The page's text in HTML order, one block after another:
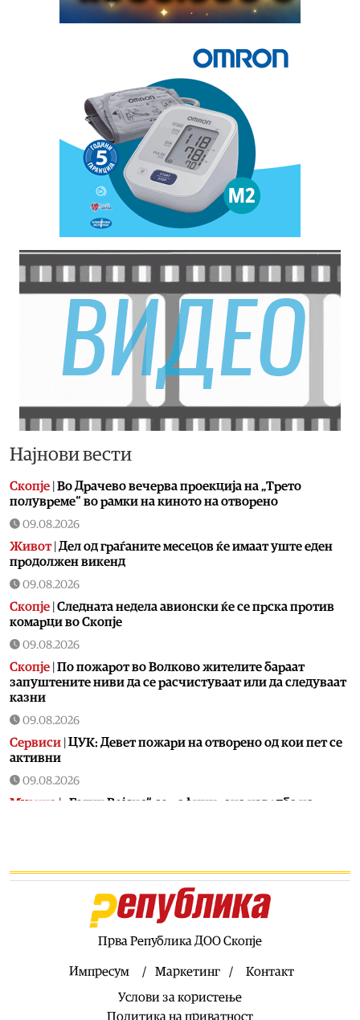
Најнови вести
Скопје Во Драчево вечерва проекција на „Трето
полувреме“ во рамки на киното на отворено
09.08.2026
Живот| Дел од граѓаните месецов ќе имаат уште еден
продолжен викенд
09.08.2026
Скопје Следната недела авионски ќе се прска против
комарци во Скопје
09.08.2026
Скопје По пожарот во Волково жителите бараат
запуштените ниви да се расчистуваат или да следуваат
казни
09.08.2026
Сервиси ЦУК: Девет пожари на отворено од кои пет се
активни
09.08.2026
Музика |
„Готик Војсис“ со рафинирана изведба на
концертот „Последната роза на летото“
Изложбата „Дома“ е поставка на фотографии и
фотоманипулации кои носат спој на две различни
09.08.2026
Проекција на „Колку чини водата?“ и еко
хакатон во соработка со Еко-свест Вевчани на
Прва Република ДОО Скопје
Импресум Маркетинг
Контакт
Услови за користење
Политика на приватност